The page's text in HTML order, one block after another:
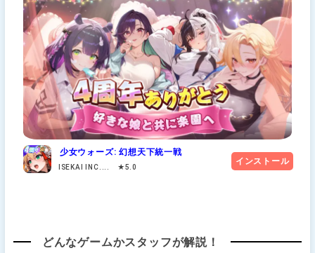
少女ウォーズ: 幻想天下統一戦
ISEKAI INC.... ★5.0
インストール
どんなゲームかスタッフが解説！